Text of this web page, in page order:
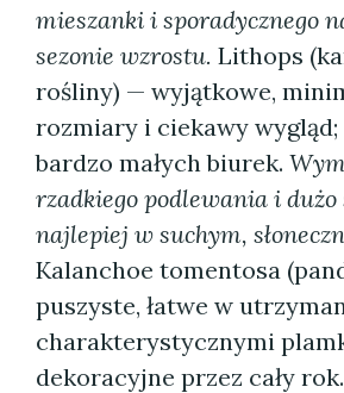
mieszanki i sporadycznego
sezonie wzrostu. Lithops
rośliny) — wyjątkowe,
rozmiary i ciekawy
bardzo małych biurek.
rzadkiego podlewania i dużo
najlepiej w suchym,
Kalanchoe tomentosa
puszyste, łatwe w
charakterystycznymi
dekoracyjne przez cały